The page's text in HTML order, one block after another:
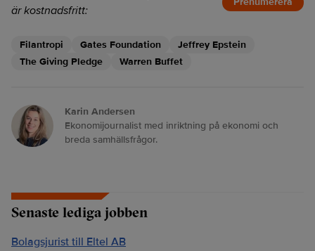
är kostnadsfritt:
Filantropi Gates Foundation
Jeffrey Epstein
The Giving Pledge
Warren Buffet
Karin Andersen
Ekonomijournalist med inriktning på ekonomi och
breda samhällsfrågor.
Senaste lediga jobben
Bolagsjurist till Eltel AB